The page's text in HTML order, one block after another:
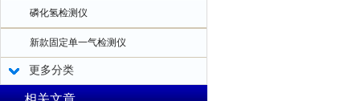
磷化氢检测仪
新款固定单一气检测仪
更多分类